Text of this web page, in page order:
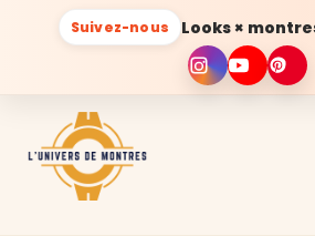
Suivez-nous Looks ×
contenu